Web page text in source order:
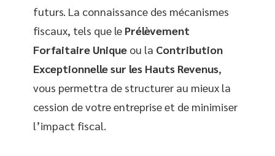
futurs. La connaissance des mécanismes
fiscaux, tels que le Prélèvement
Forfaitaire Unique ou la Contribution
Exceptionnelle sur les Hauts Revenus,
vous permettra de structurer au mieux la
cession de votre entreprise et de minimiser
l’impact fiscal.